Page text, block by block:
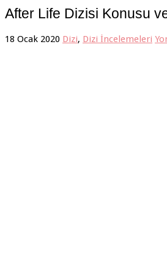
After Life Dizisi Konusu
18 Ocak 2020 Dizi, Dizi İncelemeleri